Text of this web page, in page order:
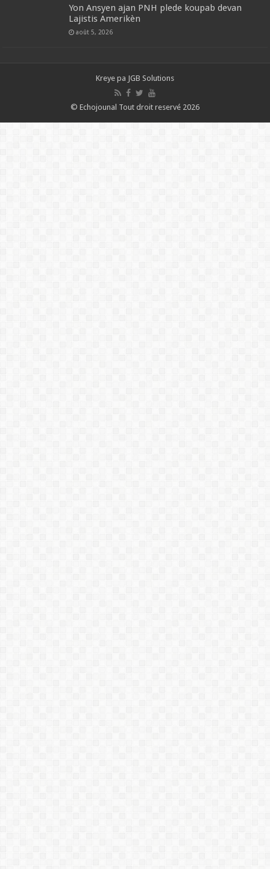
Yon Ansyen ajan PNH plede koupab devan
Lajistis Amerikèn
août 5, 2026
Kreye pa JGB Solutions
© Echojounal Tout droit reservé 2026